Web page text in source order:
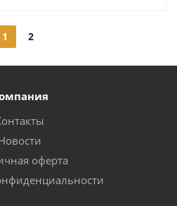
1 2
оферта